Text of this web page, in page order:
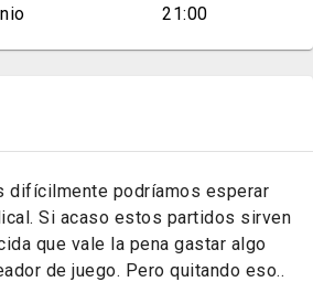
21:00
difícilmente podríamos esperar
Si acaso estos partidos sirven
que vale la pena gastar algo
de juego. Pero quitando eso..